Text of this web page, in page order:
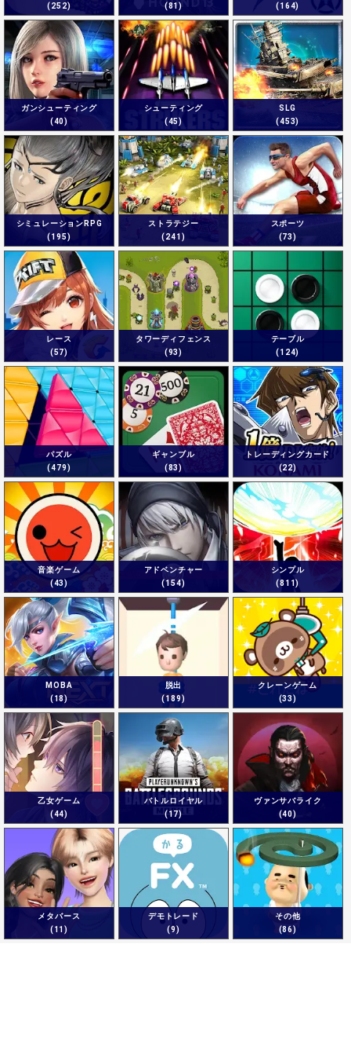
(252)
(81)
(164)
ガンシューティング
(40)
シューティング
(45)
SLG
(453)
シミュレーションRPG
(195)
ストラテジー
(241)
スポーツ
(73)
レース
(57)
タワーディフェンス
(93)
テーブル
(124)
パズル
(479)
ギャンブル
(83)
トレーディングカード
(22)
音楽ゲーム
(43)
アドベンチャー
(154)
シンプル
(811)
MOBA
(18)
脱出
(189)
クレーンゲーム
(33)
乙女ゲーム
(44)
バトルロイヤル
(17)
ヴァンサバライク
(40)
メタバース
(11)
デモトレード
(9)
その他
(86)